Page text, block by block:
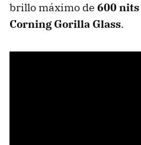
brillo máximo de 600 nits
Corning Gorilla Glass.